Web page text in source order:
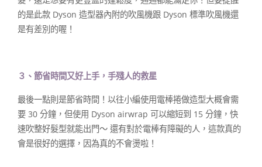
的是此款 Dyson 造型器內附的吹風機跟 Dyson 標準吹風機還
是有差別的喔！
３、節省時間又好上手，手殘人的救星
最後一點則是節省時間！以往小編使用電棒捲做造型大概會需
要 30 分鐘，但使用 Dyson airwrap 可以縮短到 15 分鐘，快
速吹整好髮型就能出門～ 還有對於電棒有障礙的人，這款真的
會是很好的選擇，因為真的不會燙啦！